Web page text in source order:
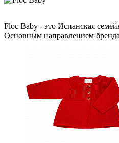
Floc Baby - это Испанская
Основным направлением